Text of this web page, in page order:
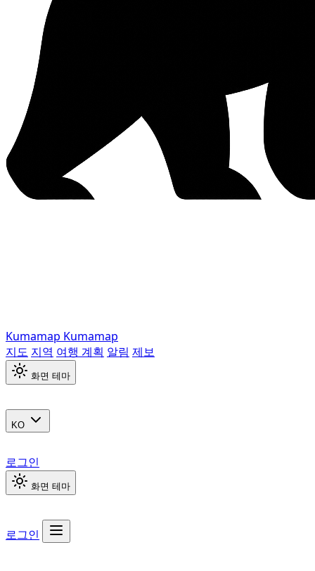
Kumamap Kumamap
지도 지역 여행 계획 알림 제보
화면 테마
KO
로그인
화면 테마
로그인